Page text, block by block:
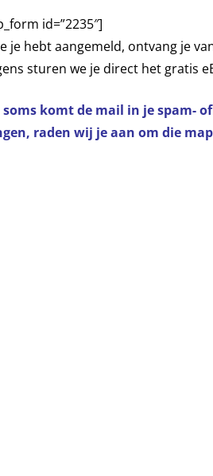
id=”2235″]
je hebt aangemeld, ontvang je
sturen we je direct het gratis
soms komt de mail in je spam-
raden wij je aan om die